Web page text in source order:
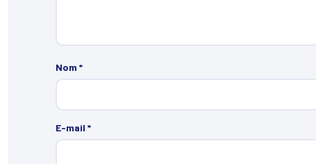
Nom *
E-mail *